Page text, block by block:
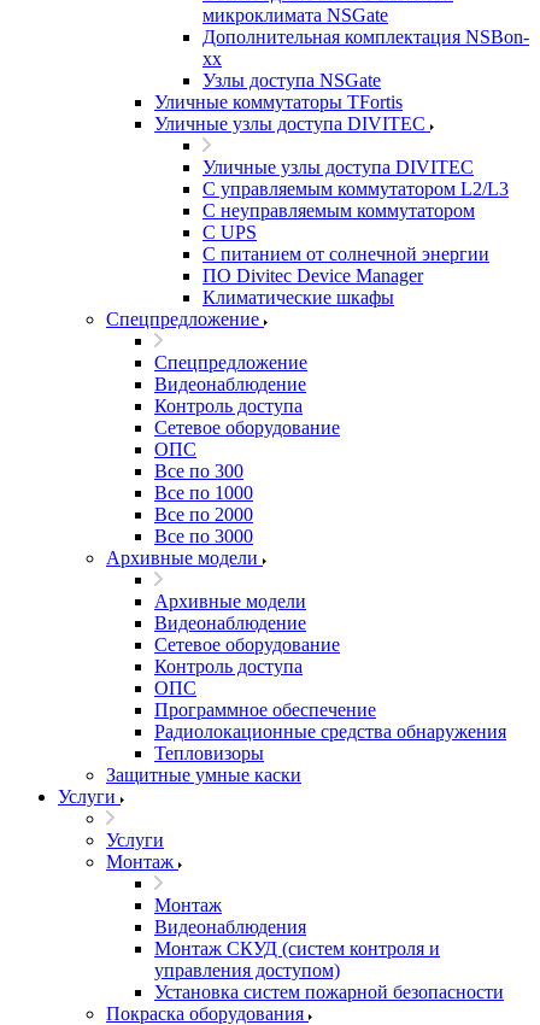
микроклимата NSGate
Дополнительная комплектация NSBon-
xx
Узлы доступа NSGate
Уличные коммутаторы TFortis
Уличные узлы доступа DIVITEC
Уличные узлы доступа DIVITEC
С управляемым коммутатором L2/L3
С неуправляемым коммутатором
С UPS
С питанием от солнечной энергии
ПО Divitec Device Manager
Климатические шкафы
Спецпредложение
Спецпредложение
Видеонаблюдение
Контроль доступа
Сетевое оборудование
ОПС
Все по 300
Все по 1000
Все по 2000
Все по 3000
Архивные модели
Архивные модели
Видеонаблюдение
Сетевое оборудование
Контроль доступа
ОПС
Программное обеспечение
Радиолокационные средства обнаружения
Тепловизоры
Защитные умные каски
Услуги
Услуги
Монтаж
Монтаж
Видеонаблюдения
Монтаж СКУД (систем контроля и
управления доступом)
Установка систем пожарной безопасности
Покраска оборудования